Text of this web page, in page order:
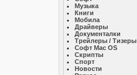
Музыкa
Книги
Мобила
Драйверы
Документалки
Трейлеры / Тизеры
Софт Mac OS
Скрипты
Спорт
Новости